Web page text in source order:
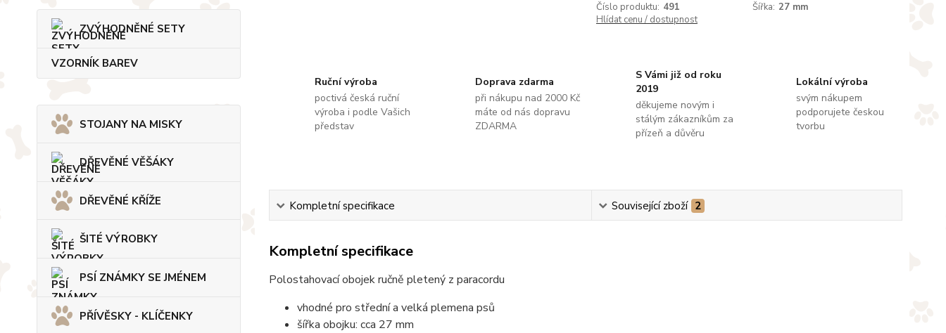
ZVÝHODNĚNÉ SETY
VZORNÍK BAREV
STOJANY NA MISKY
DŘEVĚNÉ VĚŠÁKY
DŘEVĚNÉ KŘÍŽE
ŠITÉ VÝROBKY
PSÍ ZNÁMKY SE JMÉNEM
PŘÍVĚSKY - KLÍČENKY
Číslo produktu: 491 Šířka: 27 mm
Hlídat cenu / dostupnost
Ruční výroba
poctivá česká ruční
výroba i podle Vašich
představ
Doprava zdarma
při nákupu nad 2000 Kč
máte od nás dopravu
ZDARMA
S Vámi již od roku
2019
děkujeme novým i
stálým zákazníkům za
přízeň a důvěru
Lokální výroba
svým nákupem
podporujete českou
tvorbu
Kompletní specifikace Související zboží 2
Kompletní specifikace
Polostahovací obojek ručně pletený z paracordu
vhodné pro střední a velká plemena psů
šířka obojku: cca 27 mm